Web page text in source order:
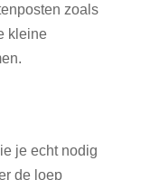
zoals
kleine
je echt nodig
de loep